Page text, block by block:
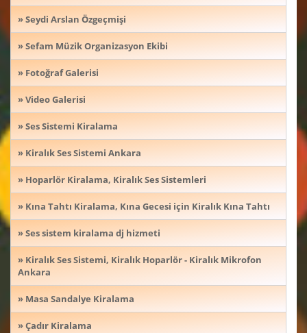
» Seydi Arslan Özgeçmişi
» Sefam Müzik Organizasyon Ekibi
» Fotoğraf Galerisi
» Video Galerisi
» Ses Sistemi Kiralama
» Kiralık Ses Sistemi Ankara
» Hoparlör Kiralama, Kiralık Ses Sistemleri
» Kına Tahtı Kiralama, Kına Gecesi için Kiralık Kına Tahtı
» Ses sistem kiralama dj hizmeti
» Kiralık Ses Sistemi, Kiralık Hoparlör - Kiralık Mikrofon
Ankara
» Masa Sandalye Kiralama
» Çadır Kiralama